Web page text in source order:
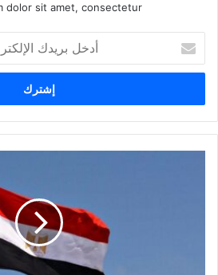
dolor sit amet, consectetur.
خ
ب
ر